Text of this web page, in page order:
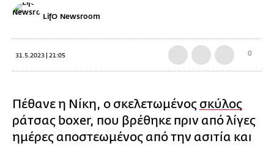
LifO Newsroom
31.5.2023 | 21:05 0
Πέθανε η Νίκη, ο σκελετωμένος σκύλος
ράτσας boxer, που βρέθηκε πριν από λίγες
ημέρες αποστεωμένος από την ασιτία και